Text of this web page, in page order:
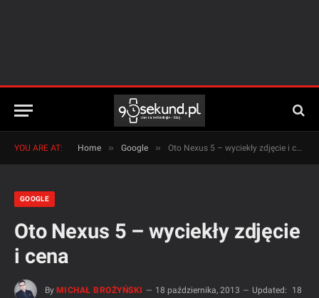
YOU ARE AT: Home » Google » Oto Nexus 5 – wyciekły zdjęcie i cena
GOOGLE
Oto Nexus 5 – wyciekły zdjęcie
i cena
By MICHAŁ BROŻYŃSKI 18 października, 2013 Updated:
18